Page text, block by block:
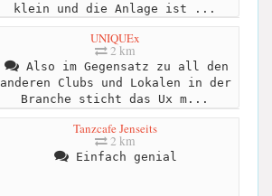
klein und die Anlage ist ...
UNIQUEx
2 km
Also im Gegensatz zu all den
anderen Clubs und Lokalen in der
Branche sticht das Ux m...
Tanzcafe Jenseits
2 km
Einfach genial